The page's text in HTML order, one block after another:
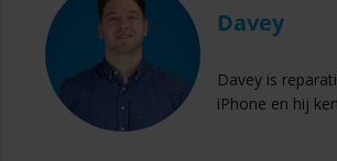
Davey
Davey is
iPhone en hij